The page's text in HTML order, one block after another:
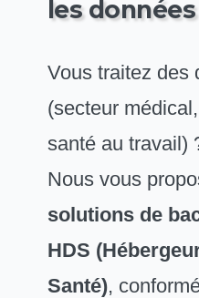
les
Vous traitez des
(secteur
santé au travail)
Nous vous
solutions de
HDS
Santé),